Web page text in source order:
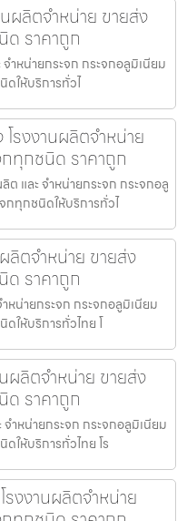
ผลิตจำหน่าย ขายส่ง
ด ราคาถูก
ำหน่ายกระจก กระจกอลูมิเนียม
ดให้บริการทั่วไ
รงงานผลิตจำหน่าย
ทุกชนิด ราคาถูก
ต และ จำหน่ายกระจก กระจกอลู
กทุกชนิดให้บริการทั่วไ
ลิตจำหน่าย ขายส่ง
ด ราคาถูก
หน่ายกระจก กระจกอลูมิเนียม
ให้บริการทั่วไทย โ
ผลิตจำหน่าย ขายส่ง
ด ราคาถูก
ำหน่ายกระจก กระจกอลูมิเนียม
ให้บริการทั่วไทย โร
งงานผลิตจำหน่าย